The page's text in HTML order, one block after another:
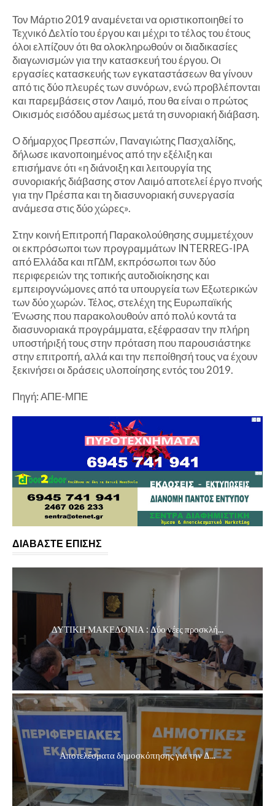
Τον Μάρτιο 2019 αναμένεται να οριστικοποιηθεί το
Τεχνικό Δελτίο του έργου και μέχρι το τέλος του έτους
όλοι ελπίζουν ότι θα ολοκληρωθούν οι διαδικασίες
διαγωνισμών για την κατασκευή του έργου. Οι
εργασίες κατασκευής των εγκαταστάσεων θα γίνουν
από τις δύο πλευρές των συνόρων, ενώ προβλέπονται
και παρεμβάσεις στον Λαιμό, που θα είναι ο πρώτος
Οικισμός εισόδου αμέσως μετά τη συνοριακή διάβαση.
Ο δήμαρχος Πρεσπών, Παναγιώτης Πασχαλίδης,
δήλωσε ικανοποιημένος από την εξέλιξη και
επισήμανε ότι «η διάνοιξη και λειτουργία της
συνοριακής διάβασης στον Λαιμό αποτελεί έργο πνοής
για την Πρέσπα και τη διασυνοριακή συνεργασία
ανάμεσα στις δύο χώρες».
Στην κοινή Επιτροπή Παρακολούθησης συμμετέχουν
οι εκπρόσωποι των προγραμμάτων INTERREG-IPA
από Ελλάδα και πΓΔΜ, εκπρόσωποι των δύο
περιφερειών της τοπικής αυτοδιοίκησης και
εμπειρογνώμονες από τα υπουργεία των Εξωτερικών
των δύο χωρών. Τέλος, στελέχη της Ευρωπαϊκής
Ένωσης που παρακολουθούν από πολύ κοντά τα
διασυνοριακά προγράμματα, εξέφρασαν την πλήρη
υποστήριξή τους στην πρόταση που παρουσιάστηκε
στην επιτροπή, αλλά και την πεποίθησή τους να έχουν
ξεκινήσει οι δράσεις υλοποίησης εντός του 2019.
Πηγή: ΑΠΕ-ΜΠΕ
ΔΙΑΒΑΣΤΕ ΕΠΙΣΗΣ
ΔΥΤΙΚΗ ΜΑΚΕΔΟΝΙΑ : Δύο νέες προσκλή...
Αποτελέσματα δημοσκόπησης για την Δ...